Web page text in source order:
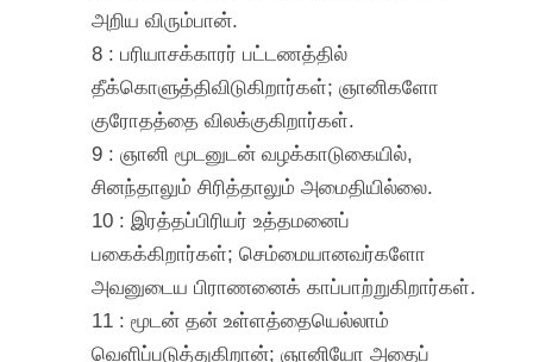
அறிய விரும்பான்.
8 : பரியாசக்காரர் பட்டணத்தில்
தீக்கொளுத்திவிடுகிறார்கள்; ஞானிகளோ
குரோதத்தை விலக்குகிறார்கள்.
9 : ஞானி மூடனுடன் வழக்காடுகையில்,
சினந்தாலும் சிரித்தாலும் அமைதியில்லை.
10 : இரத்தப்பிரியர் உத்தமனைப்
பகைக்கிறார்கள்; செம்மையானவர்களோ
அவனுடைய பிராணனைக் காப்பாற்றுகிறார்கள்.
11 : மூடன் தன் உள்ளத்தையெல்லாம்
வெளிப்படுத்துகிறான்; ஞானியோ அதைப்